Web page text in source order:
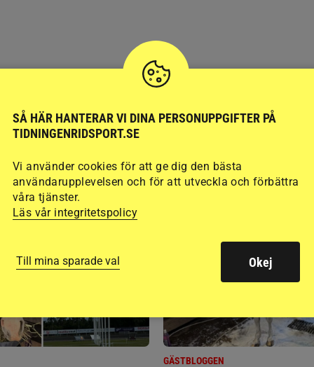
BLOGGAR
GÄSTBLOGGEN
SÅ HÄR HANTERAR VI DINA PERSONUPPGIFTER PÅ
TIDNINGENRIDSPORT.SE
Vi använder cookies för att ge dig den bästa
användarupplevelsen och för att utveckla och förbättra
våra tjänster.
Läs vår integritetspolicy
Till mina sparade val Okej